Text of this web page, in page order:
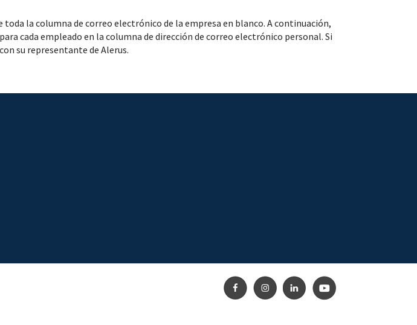
la columna de correo electrónico de la empresa en blanco. A continuación,
cada empleado en la columna de dirección de correo electrónico personal. Si
su representante de Alerus.